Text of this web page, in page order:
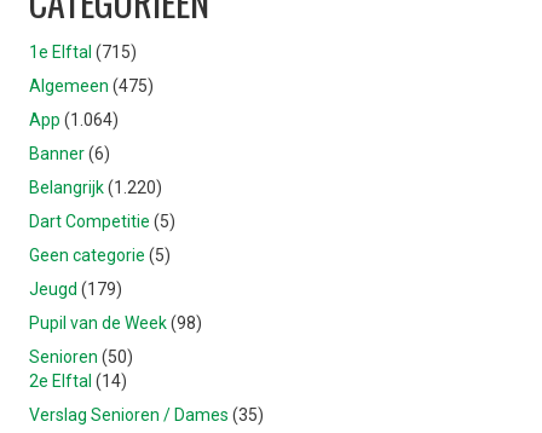
1e Elftal (715)
Algemeen (475)
App (1.064)
Banner(6)
Belangrijk(1.220)
Dart Competitie (5)
Geen categorie (5)
Jeugd (179)
Pupil van de Week(98)
Senioren (50)
2e Elftal (14)
Verslag Senioren / Dames (35)